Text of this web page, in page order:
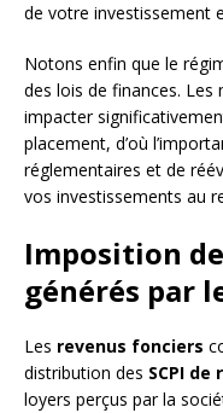
de votre investissement
Notons enfin que le
des lois de finances.
impacter
placement, d’où
réglementaires et de
vos investissements au
Imposition
générés par
Les revenus fonciers
distribution des SCPI
loyers perçus par la